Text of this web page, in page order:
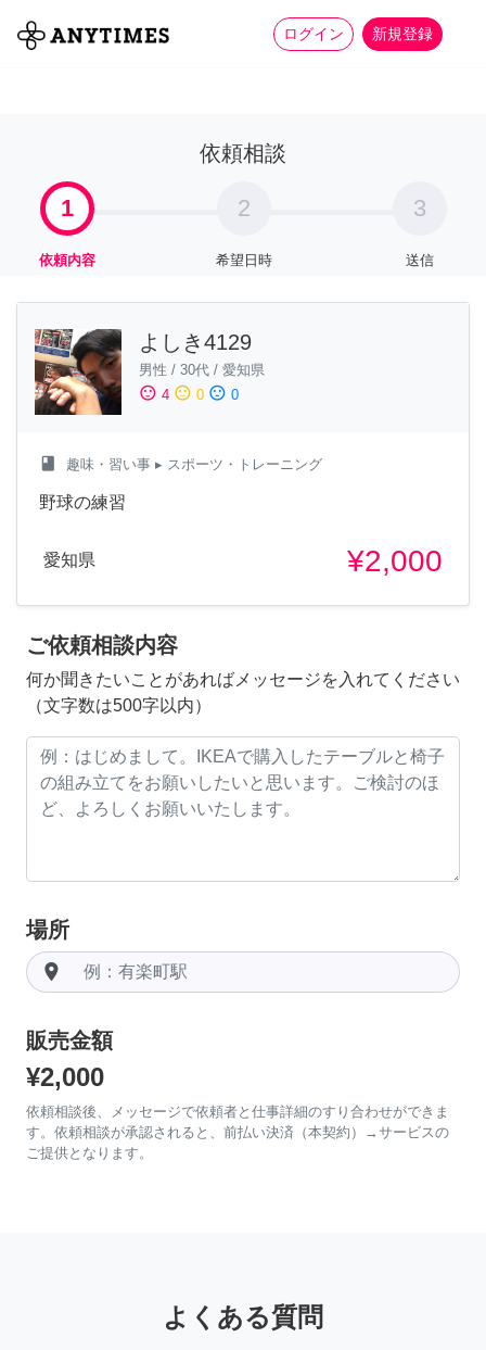
ログイン 新規登録
全て 家事 more_horiz
依頼相談
1
依頼内容
2
希望日時
3
送信
よしき4129
男性 / 30代 / 愛知県
sentiment_satisfied 4 sentiment_neutral 0 sentiment_dissatisfied 0
class 趣味・習い事 ▸ スポーツ・トレーニング
野球の練習
愛知県 ¥2,000
ご依頼相談内容
何か聞きたいことがあればメッセージを入れてください
（文字数は500字以内）
場所
room
販売金額
¥2,000
依頼相談後、メッセージで依頼者と仕事詳細のすり合わせができま
す。依頼相談が承認されると、前払い決済（本契約）→サービスの
ご提供となります。
よくある質問